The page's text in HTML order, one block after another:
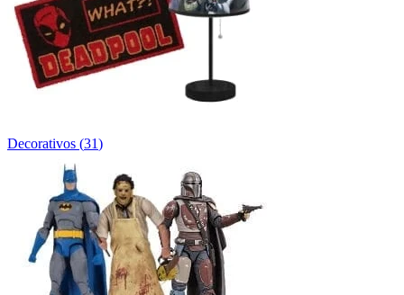
Decorativos (31)